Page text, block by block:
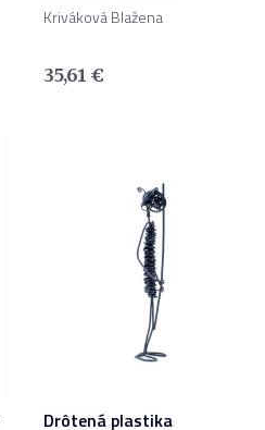
Kriváková Blažena
35,61 €
Drôtená plastika